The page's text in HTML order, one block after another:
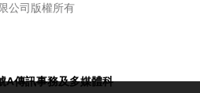
公司版權所有
A傳訊事務及多媒體科